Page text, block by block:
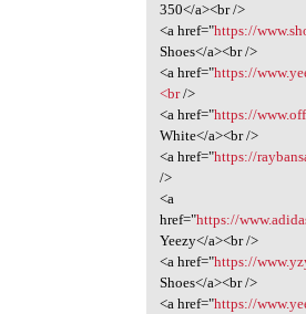
350</a><br />
<a href="https://
Shoes</a><br />
<a href="https://
<br/>
<a href="https://
White</a><br />
<a href="https://
/>
<a
href="https://
Yeezy</a><br />
<a href="https://
Shoes</a><br />
<a href="https://